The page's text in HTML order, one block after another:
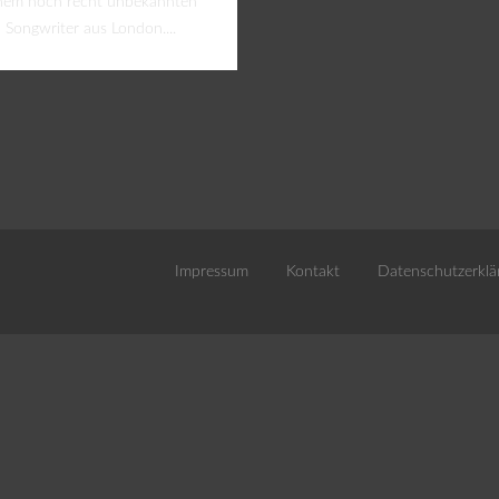
Songwriter aus London....
Impressum Kontakt